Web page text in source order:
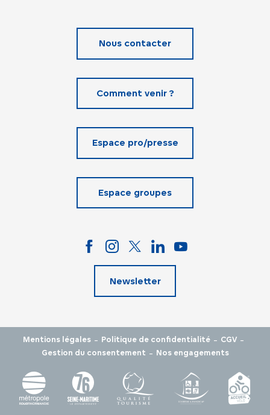
Nous contacter
Comment venir ?
Espace pro/presse
Espace groupes
Newsletter
Mentions légales - Politique de confidentialité - CGV -
Gestion du consentement - Nos engagements